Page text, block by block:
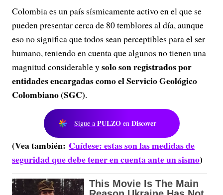
Colombia es un país sísmicamente activo en el que se
pueden presentar cerca de 80 temblores al día, aunque
eso no significa que todos sean perceptibles para el ser
humano, teniendo en cuenta que algunos no tienen una
magnitud considerable ysolo son registrados por
entidades encargadas como el Servicio Geológico
Colombiano (SGC).
Sigue a PULZO en Discover
(Vea también: Cuídese: estas son las medidas de
seguridad que debe tener en cuenta ante un sismo)